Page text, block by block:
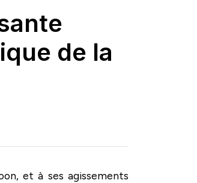
de la
et à ses agissements